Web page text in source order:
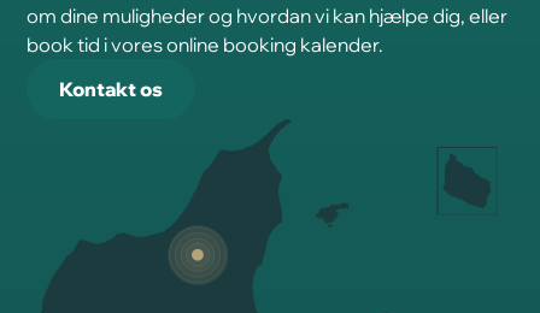
om dine muligheder og hvordan vi kan hjælpe dig, eller
book tid i vores online booking kalender.
Kontakt os